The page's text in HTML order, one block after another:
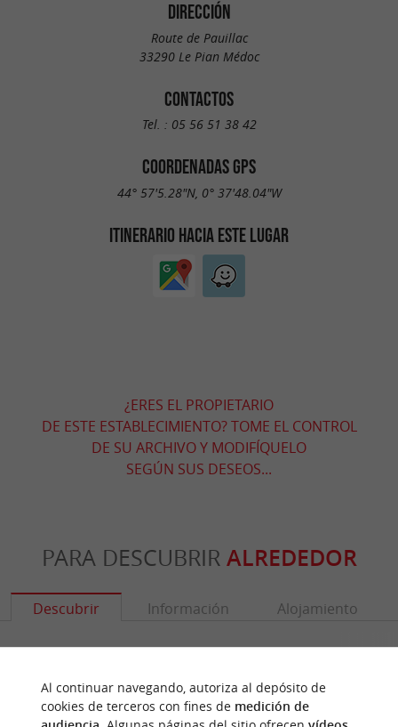
DIRECCIÓN
Route de Pauillac
33290 Le Pian Médoc
CONTACTOS
Tel. : 05 56 51 38 42
COORDENADAS GPS
44° 57'5.28"N, 0° 37'48.04"W
ITINERARIO HACIA ESTE LUGAR
¿ERES EL PROPIETARIO
DE ESTE ESTABLECIMIENTO? TOME EL CONTROL
DE SU ARCHIVO Y MODIFÍQUELO
SEGÚN SUS DESEOS...
PARA DESCUBRIR ALREDEDOR
Descubrir Información Alojamiento
Al continuar navegando, autoriza al depósito de
cookies de terceros con fines de medición de